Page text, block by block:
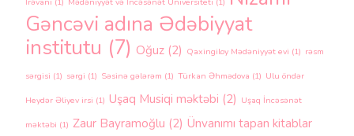
Gəncəvi adına Ədəbiyyat
institutu (7) Oğuz (2) Qaxingiloy Mədəniyyət evi (1) rəsm
sərgisi (1) sərgi (1) Səsinə gələrəm (1) Türkan Əhmədova (1) Ulu öndər
Heydər Əliyev irsi (1) Uşaq Musiqi məktəbi (2) Uşaq İncəsənət
məktəbi (1) Zaur Bayramoğlu (2) Ünvanımı tapan kitablar